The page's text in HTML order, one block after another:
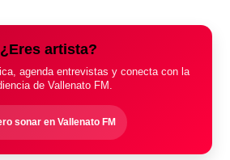
¿Eres artista?
agenda entrevistas y conecta con la
de Vallenato FM.
sonar en Vallenato FM